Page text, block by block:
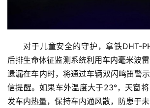
对于儿童安全的守护，拿铁DHT-
后排生命体征监测系统利用车内毫米波
遗漏在车内时，将通过车辆双闪鸣笛警
信提醒。如果车外温度大于23°，天窗
发车内热量，保持车内通风散，防患于